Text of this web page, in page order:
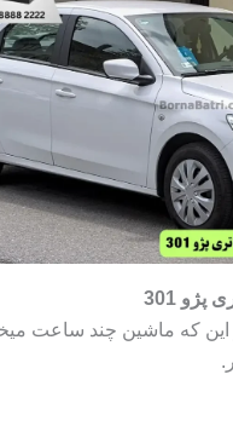
301
این که ماشین چند ساعت